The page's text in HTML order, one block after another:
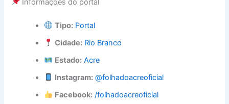
Informações do portal
Tipo: Portal
Cidade: Rio Branco
Estado: Acre
Instagram: @folhadoacreoficial
Facebook: /folhadoacreoficial